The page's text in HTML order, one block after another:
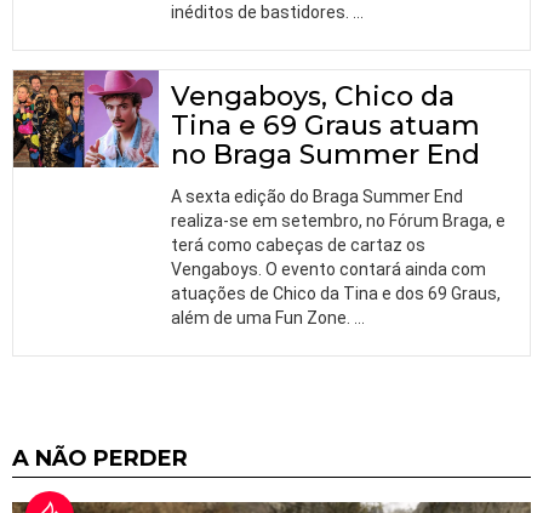
inéditos de bastidores.
Vengaboys, Chico da
Tina e 69 Graus atuam
no Braga Summer End
A sexta edição do Braga Summer End
realiza-se em setembro, no Fórum Braga, e
terá como cabeças de cartaz os
Vengaboys. O evento contará ainda com
atuações de Chico da Tina e dos 69 Graus,
além de uma Fun Zone.
A NÃO PERDER